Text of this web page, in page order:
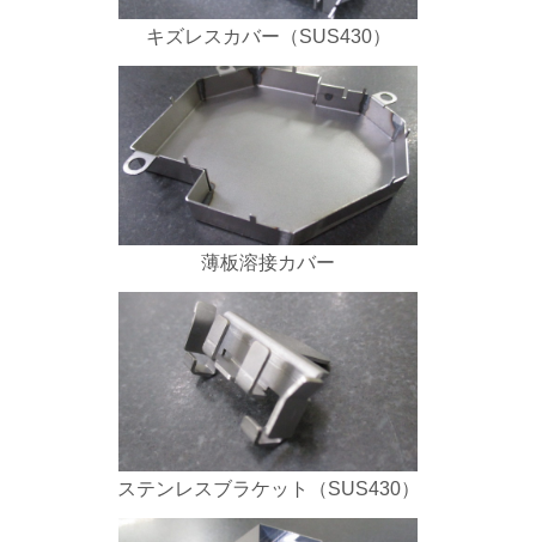
キズレスカバー（SUS430）
薄板溶接カバー
ステンレスブラケット（SUS430）